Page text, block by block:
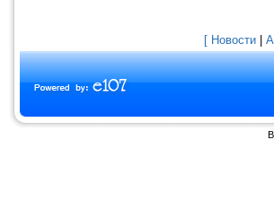
[ Новости